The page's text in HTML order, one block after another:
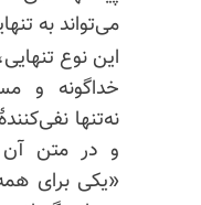
می‌تواند به
این نوع
خداگونه و
نه‌تنها
و در متن
«یکی برای